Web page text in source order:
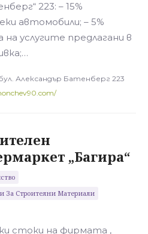
223: – 15%
автомобили; – 5%
услугите предлагани в
Александър Батенберг 223
„Багира“
За Строителни Материали
стоки на фирмата ,